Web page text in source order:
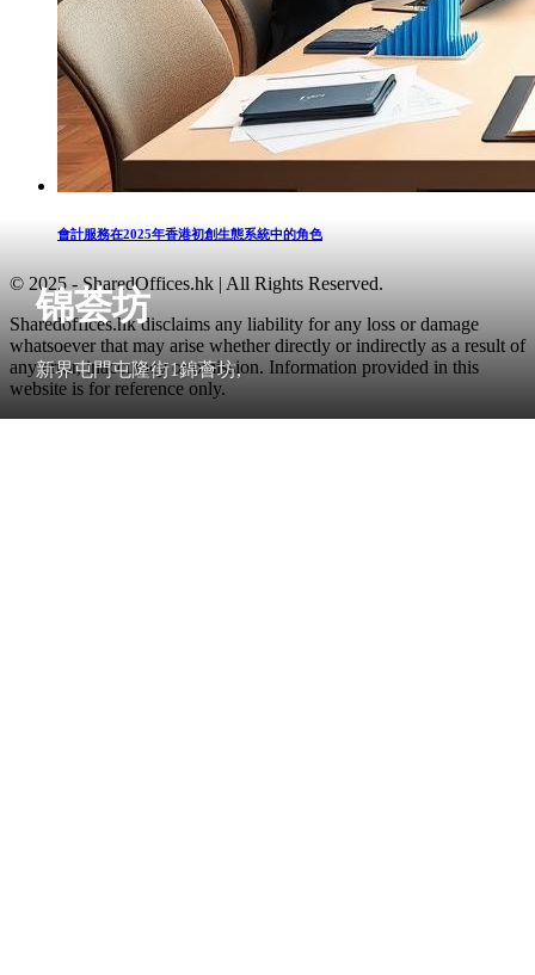
锦荟坊
新界屯門屯隆街1錦薈坊,
會計服務在2025年香港初創生態系統中的角色
© 2025 - SharedOffices.hk | All Rights Reserved.
Sharedoffices.hk disclaims any liability for any loss or damage
whatsoever that may arise whether directly or indirectly as a result of
any error, inaccuracy or omission. Information provided in this
website is for reference only.